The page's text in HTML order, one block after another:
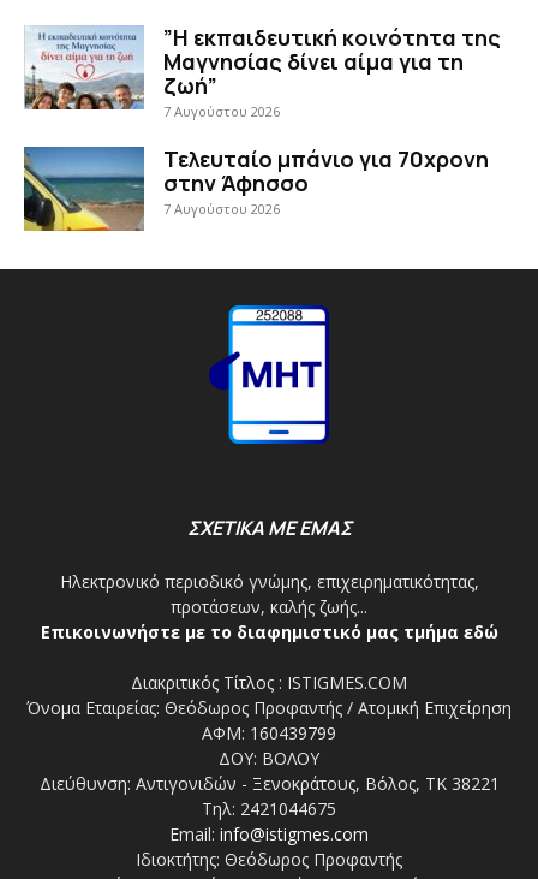
”Η εκπαιδευτική κοινότητα της
Μαγνησίας δίνει αίμα για τη
ζωή”
7 Αυγούστου 2026
Τελευταίο μπάνιο για 70χρονη
στην Άφησσο
7 Αυγούστου 2026
ΣΧΕΤΙΚΑ ΜΕ ΕΜΑΣ
Ηλεκτρονικό περιοδικό γνώμης, επιχειρηματικότητας,
προτάσεων, καλής ζωής...
Επικοινωνήστε με το διαφημιστικό μας τμήμα εδώ
Διακριτικός Τίτλος : ISTIGMES.COM
Όνομα Εταιρείας: Θεόδωρος Προφαντής / Ατομική Επιχείρηση
ΑΦΜ: 160439799
ΔΟΥ: ΒΟΛΟΥ
Διεύθυνση: Αντιγονιδών - Ξενοκράτους, Βόλος, ΤΚ 38221
Τηλ: 2421044675
Email: info@istigmes.com
Ιδιοκτήτης: Θεόδωρος Προφαντής